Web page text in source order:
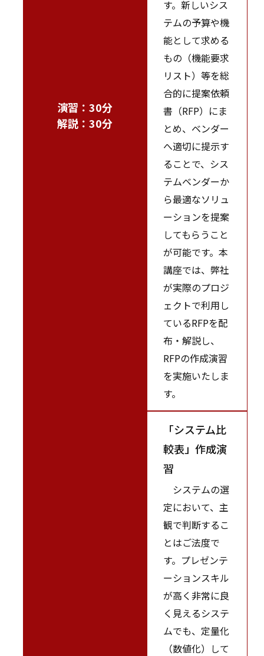
演習：30分
解説：30分
す。新しいシス
テムの予算や機
能として求める
もの（機能要求
リスト）等を総
合的に提案依頼
書（RFP）にま
とめ、ベンダー
へ適切に提示す
ることで、シス
テムベンダーか
ら最適なソリュ
ーションを提案
してもらうこと
が可能です。本
講座では、弊社
が実際のプロジ
ェクトで利用し
ているRFPを配
布・解説し、
RFPの作成演習
を実施いたしま
す。
「システム比
較表」作成演
習
システムの選
定において、主
観で判断するこ
とはご法度で
す。プレゼンテ
ーションスキル
が高く非常に良
く見えるシステ
ムでも、定量化
（数値化）して